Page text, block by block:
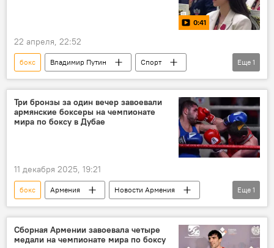
0:41
22 апреля, 22:52
бокс Владимир Путин
Спорт
Видео
Еще 1
Три бронзы за один вечер завоевали
армянские боксеры на чемпионате
мира по боксу в Дубае
11 декабря 2025, 19:21
бокс Армения
Новости Армения
Спорт
Еще 1
Сборная Армении завоевала четыре
медали на чемпионате мира по боксу